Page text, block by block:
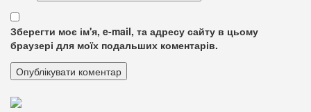
Зберегти моє ім'я, e-mail, та адресу сайту в цьому
браузері для моїх подальших коментарів.